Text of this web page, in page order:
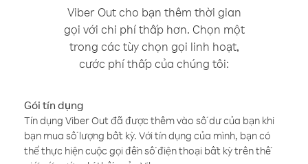
Viber Out cho bạn thêm thời gian
gọi với chi phí thấp hơn. Chọn một
trong các tùy chọn gọi linh hoạt,
cước phí thấp của chúng tôi:
Gói tín dụng
Tín dụng Viber Out đã được thêm vào số dư của bạn khi
bạn mua số lượng bất kỳ. Với tín dụng của mình, bạn có
thể thực hiện cuộc gọi đến số điện thoại bất kỳ trên thế